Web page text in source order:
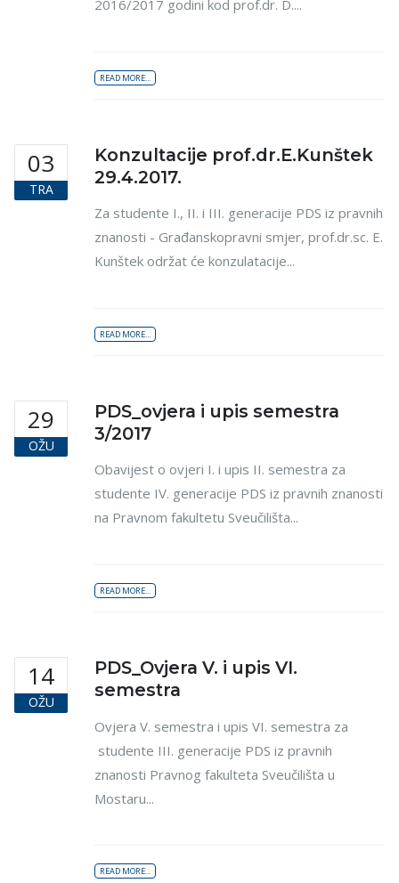
2016/2017 godini kod prof.dr. D....
READ MORE...
03
TRA
Konzultacije prof.dr.E.Kunštek
29.4.2017.
Za studente I., II. i III. generacije PDS iz pravnih
znanosti - Građanskopravni smjer, prof.dr.sc. E.
Kunštek održat će konzulatacije...
READ MORE...
29
OŽU
PDS_ovjera i upis semestra
3/2017
Obavijest o ovjeri I. i upis II. semestra za
studente IV. generacije PDS iz pravnih znanosti
na Pravnom fakultetu Sveučilišta...
READ MORE...
14
OŽU
PDS_Ovjera V. i upis VI.
semestra
Ovjera V. semestra i upis VI. semestra za
studente III. generacije PDS iz pravnih
znanosti Pravnog fakulteta Sveučilišta u
Mostaru...
READ MORE...